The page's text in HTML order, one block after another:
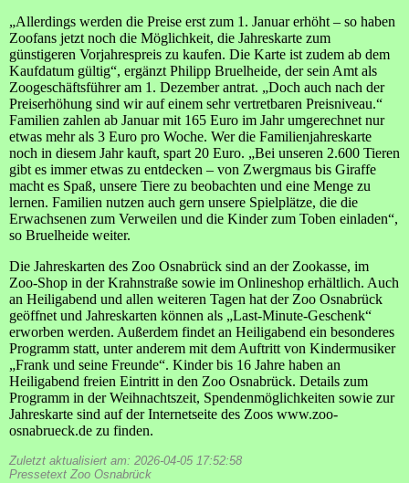
„Allerdings werden die Preise erst zum 1. Januar erhöht – so haben
Zoofans jetzt noch die Möglichkeit, die Jahreskarte zum
günstigeren Vorjahrespreis zu kaufen. Die Karte ist zudem ab dem
Kaufdatum gültig“, ergänzt Philipp Bruelheide, der sein Amt als
Zoogeschäftsführer am 1. Dezember antrat. „Doch auch nach der
Preiserhöhung sind wir auf einem sehr vertretbaren Preisniveau.“
Familien zahlen ab Januar mit 165 Euro im Jahr umgerechnet nur
etwas mehr als 3 Euro pro Woche. Wer die Familienjahreskarte
noch in diesem Jahr kauft, spart 20 Euro. „Bei unseren 2.600 Tieren
gibt es immer etwas zu entdecken – von Zwergmaus bis Giraffe
macht es Spaß, unsere Tiere zu beobachten und eine Menge zu
lernen. Familien nutzen auch gern unsere Spielplätze, die die
Erwachsenen zum Verweilen und die Kinder zum Toben einladen“,
so Bruelheide weiter.
Die Jahreskarten des Zoo Osnabrück sind an der Zookasse, im
Zoo-Shop in der Krahnstraße sowie im Onlineshop erhältlich. Auch
an Heiligabend und allen weiteren Tagen hat der Zoo Osnabrück
geöffnet und Jahreskarten können als „Last-Minute-Geschenk“
erworben werden. Außerdem findet an Heiligabend ein besonderes
Programm statt, unter anderem mit dem Auftritt von Kindermusiker
„Frank und seine Freunde“. Kinder bis 16 Jahre haben an
Heiligabend freien Eintritt in den Zoo Osnabrück. Details zum
Programm in der Weihnachtszeit, Spendenmöglichkeiten sowie zur
Jahreskarte sind auf der Internetseite des Zoos www.zoo-
osnabrueck.de zu finden.
Zuletzt aktualisiert am: 2026-04-05 17:52:58
Pressetext Zoo Osnabrück